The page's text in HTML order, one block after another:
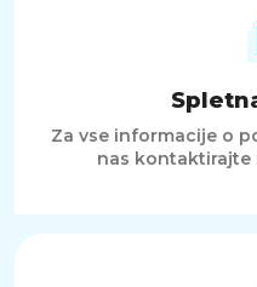
Za vse informacije o
nas kontaktirajte